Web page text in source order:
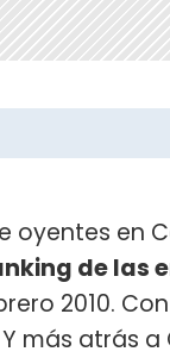
oyentes en
de las
2010.
más atrás a